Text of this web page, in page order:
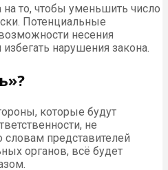
то, чтобы уменьшить число
Потенциальные
несения
избегать нарушения закона.
которые будут
не
словам представителей
органов, всё будет